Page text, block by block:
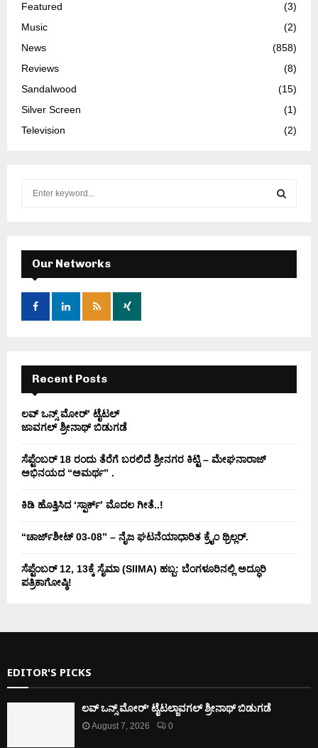
Featured
(3)
Music
(2)
News
(858)
Reviews
(8)
Sandalwood
(15)
Silver Screen
(1)
Television
(2)
f
o
:
E
A
H
Our Networks
Recent Posts
ಲವ್ ಒನ್ಸ್ ಮೋರ್’ ಟೈಟಲ್
ಜಾವಗಲ್ ಶ್ರೀನಾಥ್ ಬಿಡುಗಡೆ
ಸೆಪ್ಟೆಂಬರ್ 18 ರಂದು ತೆರೆಗೆ ಬರಲಿದೆ ಶ್ರೀನಗರ ಕಿಟ್ಟಿ – ಮೇಘನಾರಾಜ್
ಅಭಿನಯದ “ಅಮರ್ಥ” .
ಕಿಡಿ‌‌ ಹೊತ್ತಿಸಿದ ‘ಸ್ಪಾರ್ಕ್’ ಮೊದಲ‌ ಗೀತೆ..!
“ಚಾರ್ಜ್‌ಶೀಟ್ 03-08” – ನೈಜ ಘಟನೆಯಾಧಾರಿತ ಕ್ರೈಂ ಥ್ರಿಲ್ಲರ್.
ಸೆಪ್ಟೆಂಬರ್ 12, 13ಕ್ಕೆ ಸೈಮಾ (SIIMA) ಹಬ್ಬ: ಬೆಂಗಳೂರಿನಲ್ಲಿ ಅದ್ಧೂರಿ
ಪತ್ರಿಕಾಗೋಷ್ಠಿ!
EDITOR'S PICKS
ಲವ್ ಒನ್ಸ್ ಮೋರ್’ ಟೈಟಲ್ಜಾವಗಲ್ ಶ್ರೀನಾಥ್ ಬಿಡುಗಡೆ
August 7, 2026 0